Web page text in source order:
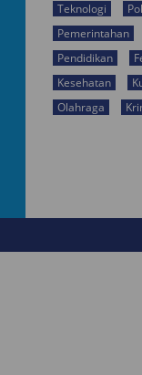
Teknologi
Pemerintahan
Pendidikan
Kesehatan
Olahraga